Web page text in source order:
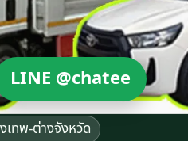
LINE @chatee
เทพ-ต่างจังหวัด